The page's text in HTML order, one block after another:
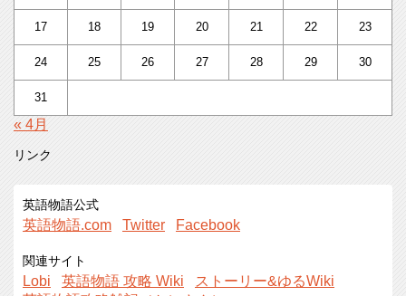
17 18 19 20 21 22 23
24 25 26 27 28 29 30
31
« 4月
リンク
英語物語公式
英語物語.com Twitter Facebook
関連サイト
Lobi 英語物語 攻略 Wiki
ストーリー&ゆるWiki